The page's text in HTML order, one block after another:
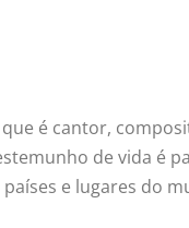
é cantor,
de vida é
e lugares do